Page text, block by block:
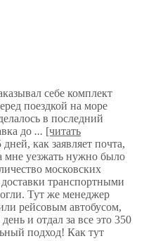
себе комплект
поездкой на море
в последний
до ... [читать
как заявляет почта,
мне уезжать нужно было
московских
транспортными
Тут же менеджер
рейсовым автобусом,
и отдал за все это 350
подход! Как тут